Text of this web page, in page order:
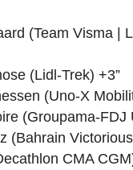
(Team Visma |
(Lidl-Trek) +3”
(Uno-X
(Groupama-FDJ
(Bahrain
CMA